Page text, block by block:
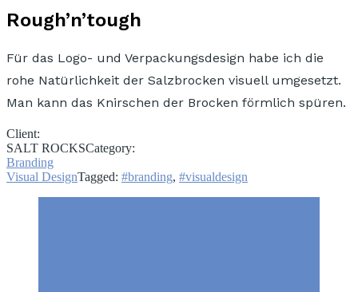
Rough’n’tough
Für das Logo- und Verpackungsdesign habe ich die
rohe Natürlichkeit der Salzbrocken visuell umgesetzt.
Man kann das Knirschen der Brocken förmlich spüren.
Client:
SALT ROCKSCategory:
Branding
Visual DesignTagged: #branding, #visualdesign